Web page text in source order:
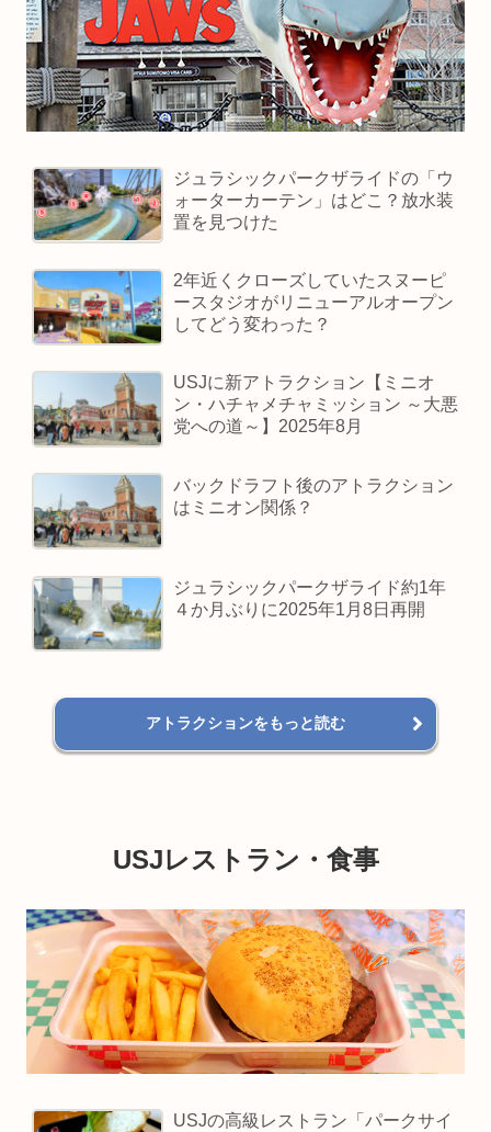
ジュラシックパークザライドの「ウ
ォーターカーテン」はどこ？放水装
置を見つけた
2年近くクローズしていたスヌーピ
ースタジオがリニューアルオープン
してどう変わった？
USJに新アトラクション【ミニオ
ン・ハチャメチャミッション ～大悪
党への道～】2025年8月
バックドラフト後のアトラクション
はミニオン関係？
ジュラシックパークザライド約1年
４か月ぶりに2025年1月8日再開
アトラクションをもっと読む
USJレストラン・食事
USJの高級レストラン「パークサイ